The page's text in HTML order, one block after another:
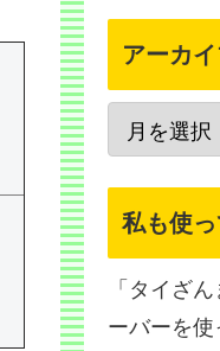
アーカ
私も使
「タイざ
ーバーを使